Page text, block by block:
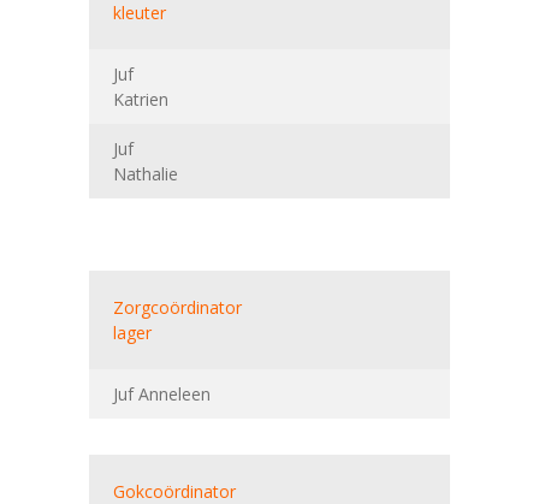
kleuter
Juf
Katrien
Juf
Nathalie
Zorgcoördinator
lager
Juf Anneleen
Gokcoördinator